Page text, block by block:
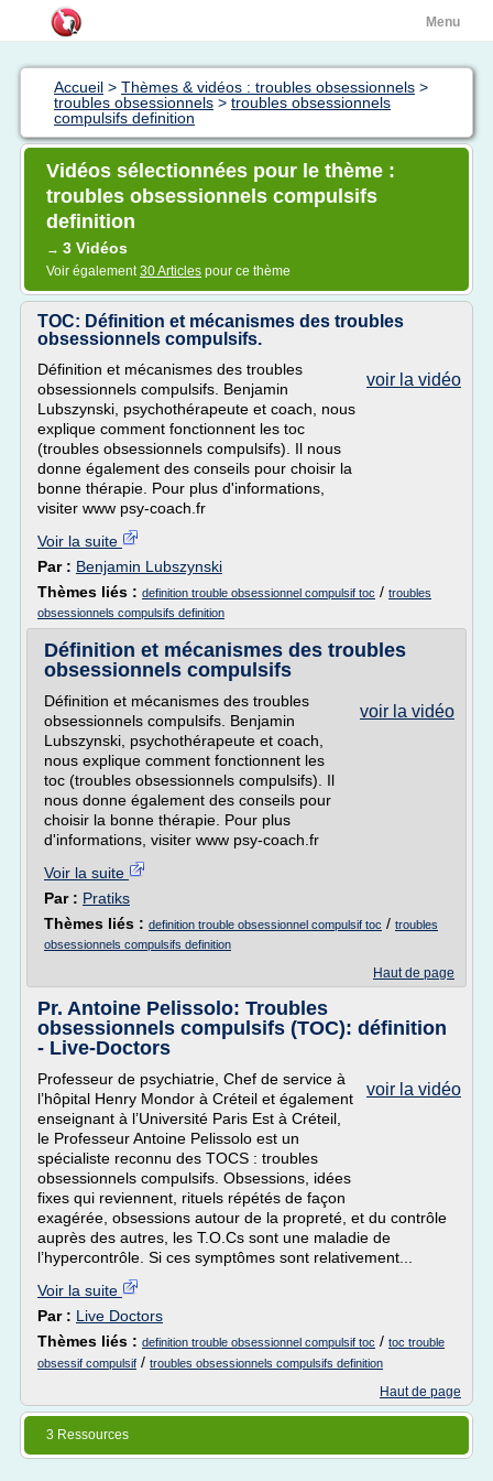
Menu
Accueil > Thèmes & vidéos : troubles obsessionnels >
troubles obsessionnels > troubles obsessionnels
compulsifs definition
Vidéos sélectionnées pour le thème :
troubles obsessionnels compulsifs
definition
→ 3 Vidéos
Voir également30 Articles pour ce thème
TOC: Définition et mécanismes des troubles
obsessionnels compulsifs.
voir la vidéo
Définition et mécanismes des troubles
obsessionnels compulsifs. Benjamin
Lubszynski, psychothérapeute et coach, nous
explique comment fonctionnent les toc
(troubles obsessionnels compulsifs). Il nous
donne également des conseils pour choisir la
bonne thérapie. Pour plus d'informations,
visiter www psy-coach.fr
Voir la suite
Par : Benjamin Lubszynski
Thèmes liés : definition trouble obsessionnel compulsif toc / troubles
obsessionnels compulsifs definition
Définition et mécanismes des troubles
obsessionnels compulsifs
voir la vidéo
Définition et mécanismes des troubles
obsessionnels compulsifs. Benjamin
Lubszynski, psychothérapeute et coach,
nous explique comment fonctionnent les
toc (troubles obsessionnels compulsifs). Il
nous donne également des conseils pour
choisir la bonne thérapie. Pour plus
d'informations, visiter www psy-coach.fr
Voir la suite
Par : Pratiks
Thèmes liés : definition trouble obsessionnel compulsif toc / troubles
obsessionnels compulsifs definition
Haut de page
Pr. Antoine Pelissolo: Troubles
obsessionnels compulsifs (TOC): définition
- Live-Doctors
voir la vidéo
Professeur de psychiatrie, Chef de service à
l’hôpital Henry Mondor à Créteil et également
enseignant à l’Université Paris Est à Créteil,
le Professeur Antoine Pelissolo est un
spécialiste reconnu des TOCS : troubles
obsessionnels compulsifs. Obsessions, idées
fixes qui reviennent, rituels répétés de façon
exagérée, obsessions autour de la propreté, et du contrôle
auprès des autres, les T.O.Cs sont une maladie de
l’hypercontrôle. Si ces symptômes sont relativement...
Voir la suite
Par : Live Doctors
Thèmes liés : definition trouble obsessionnel compulsif toc / toc trouble
obsessif compulsif / troubles obsessionnels compulsifs definition
Haut de page
3 Ressources